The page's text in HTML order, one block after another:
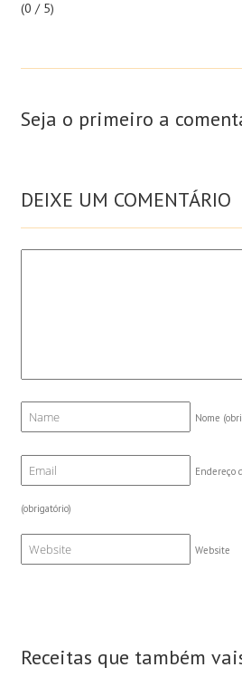
(0 / 5)
Seja o primeiro a
DEIXE UM COMENTÁRIO
Nome
Endereço
(obrigatório)
Website
Receitas que também